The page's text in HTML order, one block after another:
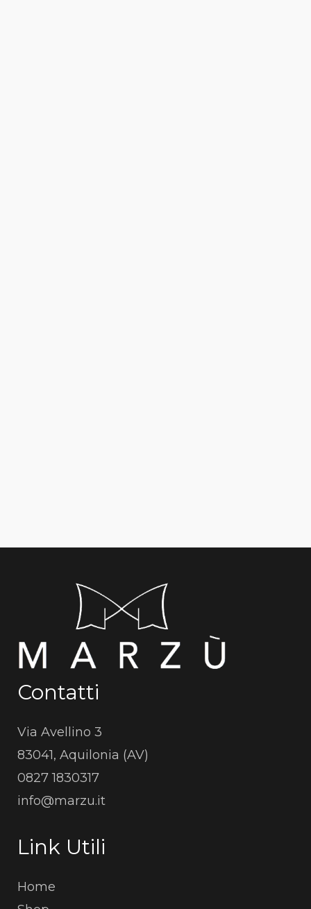
Contatti
Via Avellino 3
83041, Aquilonia (AV)
0827 1830317
info@marzu.it
Link Utili
Home